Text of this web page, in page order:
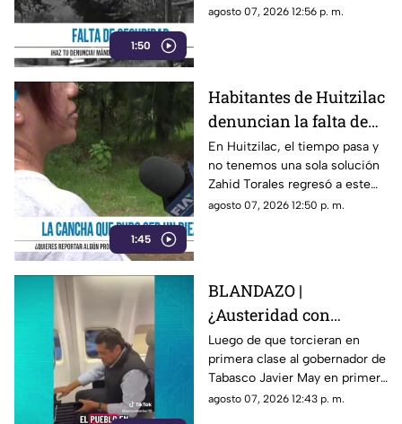
1:50
Tercera Sección de
agosto 07, 2026 12:56 p. m.
1:45
Habitantes de Huitzilac
denuncian la falta de
atención de la cancha
deportiva del Barrio de
Gualupita
En Huitzilac, el tiempo pasa y
no tenemos una sola solución
Zahid Torales regresó a este
frío municipio, con baches por
agosto 07, 2026 12:50 p. m.
BLANDAZO |
¿Austeridad con
asiento preferente?
Captan a gobernador de
Tabasco Javier May en
primera clase
Luego de que torcieran en
primera clase al gobernador de
Tabasco Javier May en primera
clase, le jalaron las orejas pero
agosto 07, 2026 12:43 p. m.